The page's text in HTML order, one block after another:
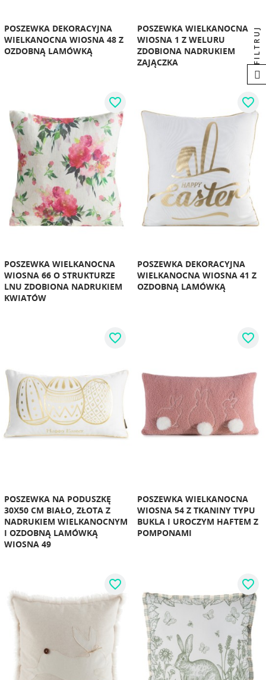
POSZEWKA DEKORACYJNA
WIELKANOCNA WIOSNA 48 Z
OZDOBNĄ LAMÓWKĄ
POSZEWKA WIELKANOCNA
WIOSNA 1 Z WELURU
ZDOBIONA NADRUKIEM
ZAJĄCZKA
POSZEWKA WIELKANOCNA
WIOSNA 66 O STRUKTURZE
LNU ZDOBIONA NADRUKIEM
KWIATÓW
favorite_border
POSZEWKA DEKORACYJNA
WIELKANOCNA WIOSNA 41 Z
OZDOBNĄ LAMÓWKĄ
favorite_border
POSZEWKA NA PODUSZKĘ
30X50 CM BIAŁO, ZŁOTA Z
NADRUKIEM WIELKANOCNYM
I OZDOBNĄ LAMÓWKĄ
WIOSNA 49
favorite_border
POSZEWKA WIELKANOCNA
WIOSNA 54 Z TKANINY TYPU
BUKLA I UROCZYM HAFTEM Z
POMPONAMI
favorite_border
favorite_border favorite_border
FILTRUJ